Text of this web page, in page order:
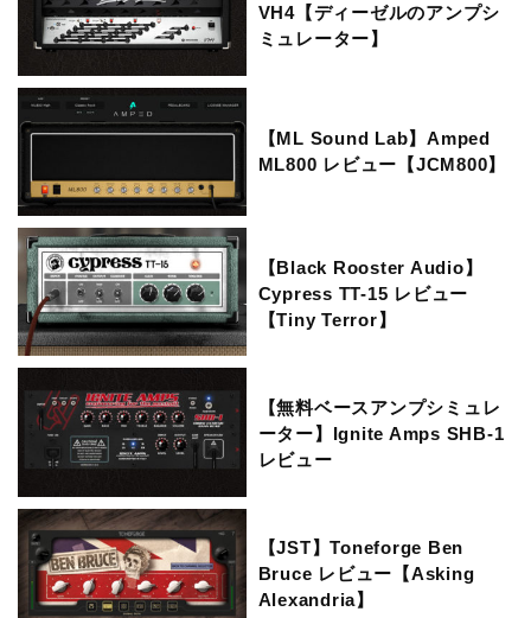
VH4【ディーゼルのアンプシ
ミュレーター】
【ML Sound Lab】Amped
ML800 レビュー【JCM800】
【Black Rooster Audio】
Cypress TT-15 レビュー
【Tiny Terror】
【無料ベースアンプシミュレ
ーター】Ignite Amps SHB-1
レビュー
【JST】Toneforge Ben
Bruce レビュー【Asking
Alexandria】